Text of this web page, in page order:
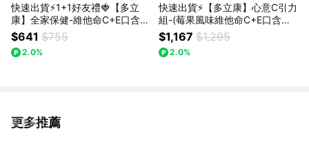
快速出貨⚡1+1好友禮🍓【多立
康】全家保健-維他命C+E口含錠
莓果風味 60粒
$641 $755
2.0%
快速出貨⚡【多立康】心意C引力
組-(莓果風味維他命C+E口含錠/
60粒4入組)+$129元附Areti心型
隨身梳『LINE禮物獨家組合』好
友/閨蜜/同事送禮
$1,167 $1,295
2.0%
更多推薦
看更多